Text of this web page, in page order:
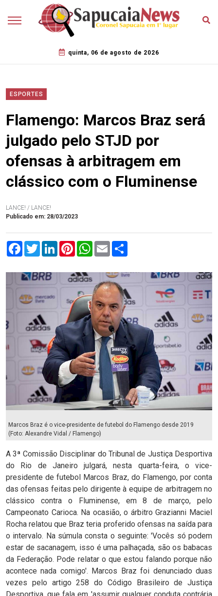
quinta, 06 de agosto de 2026
ESPORTES
Flamengo: Marcos Braz será
julgado pelo STJD por
ofensas à arbitragem em
clássico com o Fluminense
LANCE! / LANCE!
Publicado em: 28/03/2023
FacebookTwitterLinkedInPinterestWhatsApp
Email
Marcos Braz é o vice-presidente de futebol do Flamengo desde 2019
(Foto: Alexandre Vidal / Flamengo)
A 3ª Comissão Disciplinar do Tribunal de Justiça Desportiva
do Rio de Janeiro julgará, nesta quarta-feira, o vice-
presidente de futebol Marcos Braz, do Flamengo, por conta
das ofensas feitas pelo dirigente à equipe de arbitragem no
clássico contra o Fluminense, em 8 de março, pelo
Campeonato Carioca. Na ocasião, o árbitro Grazianni Maciel
Rocha relatou que Braz teria proferido ofensas na saída para
o intervalo. Na súmula consta o seguinte: 'Vocês só podem
estar de sacanagem, isso é uma palhaçada, são os babacas
da Federação. Pode relatar o que estou falando porque não
acontece nada comigo'. Marcos Braz foi denunciado duas
vezes pelo artigo 258 do Código Brasileiro de Justiça
Desportiva, que fala em 'assumir qualquer conduta contrária